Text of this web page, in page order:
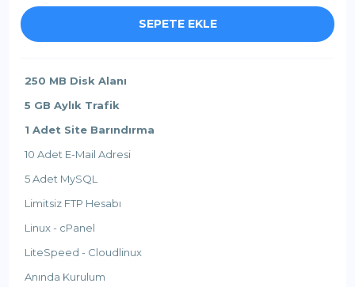
SEPETE EKLE
250 MB Disk Alanı
5 GB Aylık Trafik
1 Adet Site Barındırma
10 Adet E-Mail Adresi
5 Adet MySQL
Limitsiz FTP Hesabı
Linux - cPanel
LiteSpeed - Cloudlinux
Anında Kurulum